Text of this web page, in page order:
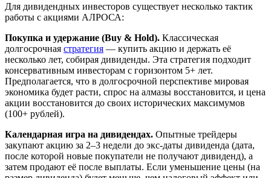
Для дивидендных инвесторов существует несколько тактик
работы с акциями АЛРОСА:
Покупка и удержание (Buy & Hold). Классическая
долгосрочная стратегия — купить акцию и держать её
несколько лет, собирая дивиденды. Эта стратегия подходит
консервативным инвесторам с горизонтом 5+ лет.
Предполагается, что в долгосрочной перспективе мировая
экономика будет расти, спрос на алмазы восстановится, и цена
акции восстановится до своих исторических максимумов
(100+ рублей).
Календарная игра на дивидендах. Опытные трейдеры
закупают акцию за 2–3 недели до экс-даты дивиденда (дата,
после которой новые покупатели не получают дивиденд), а
затем продают её после выплаты. Если уменьшение цены (на